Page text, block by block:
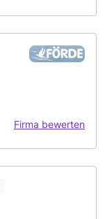
Firma bewerten